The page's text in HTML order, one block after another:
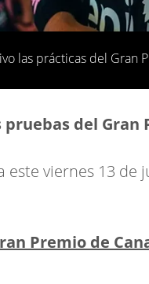
las prácticas del Gran
del Gran
este viernes 13 de
Premio de